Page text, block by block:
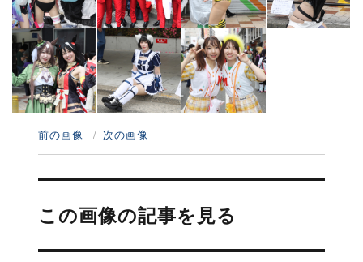
前の画像 次の画像
投
ナ
ビ
ー
この画像の記事を見る